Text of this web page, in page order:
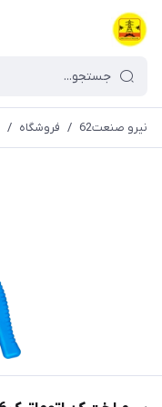
نیرو صنعت62 / فروشگاه /